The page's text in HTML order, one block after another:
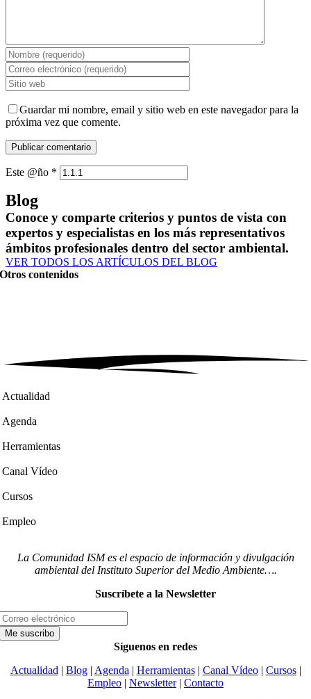
Guardar mi nombre, email y sitio web en este navegador para la
próxima vez que comente.
Este @ño *
Blog
Conoce y comparte criterios y puntos de vista con
expertos y especialistas en los más representativos
ámbitos profesionales dentro del sector ambiental.
VER TODOS LOS ARTÍCULOS DEL BLOG
Otros contenidos
Actualidad
Agenda
Herramientas
Canal Vídeo
Cursos
Empleo
La Comunidad ISM es el espacio de información y divulgación
ambiental del Instituto Superior del Medio Ambiente….
Suscríbete a la Newsletter
Síguenos en redes
Actualidad | Blog| Agenda | Herramientas| Canal Vídeo| Cursos|
Empleo | Newsletter| Contacto